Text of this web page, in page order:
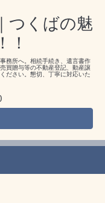
つくばの魅
！
務所へ。相続手続き、遺言書作
買贈与等の不動産登記、動産譲
ださい。懇切、丁寧に対応いた